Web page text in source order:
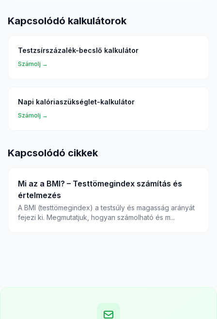
Kapcsolódó kalkulátorok
Testzsírszázalék-becslő kalkulátor
Számolj →
Napi kalóriaszükséglet-kalkulátor
Számolj →
Kapcsolódó cikkek
Mi az a BMI? – Testtömegindex számítás és
értelmezés
A BMI (testtömegindex) a testsúly és magasság arányát
fejezi ki. Megmutatjuk, hogyan számolható és m...